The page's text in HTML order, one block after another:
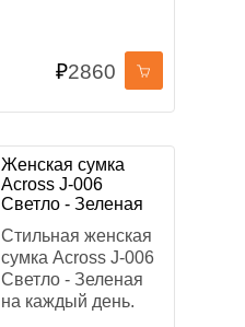
₽2860
Женская сумка
Across J-006
Светло - Зеленая
Стильная женская
сумка Across J-006
Светло - Зеленая
на каждый день.